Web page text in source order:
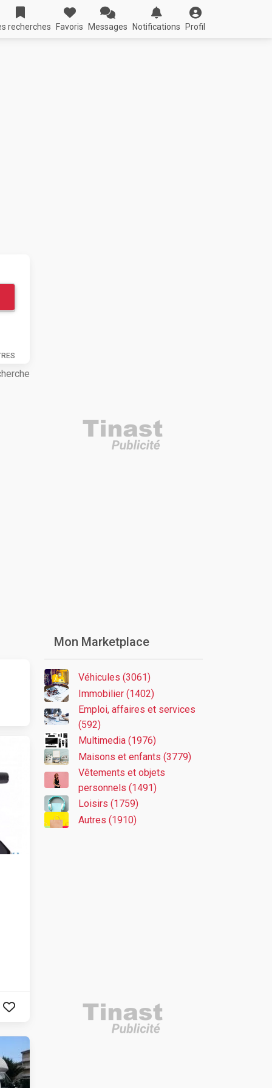
recherches Favoris Messages Notifications Profil
Mon Marketplace
Véhicules (3061)
Immobilier (1402)
Emploi, affaires et services
(592)
Multimedia (1976)
Maisons et enfants (3779)
Vêtements et objets
personnels (1491)
Loisirs (1759)
Autres (1910)